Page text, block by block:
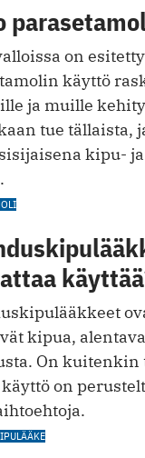
on
käyttö
ja muille
tue tällaista,
kipu-
kipua,
On kuitenkin
on